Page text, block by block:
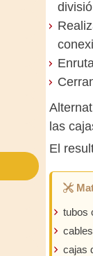
las
El
tubos
cajas